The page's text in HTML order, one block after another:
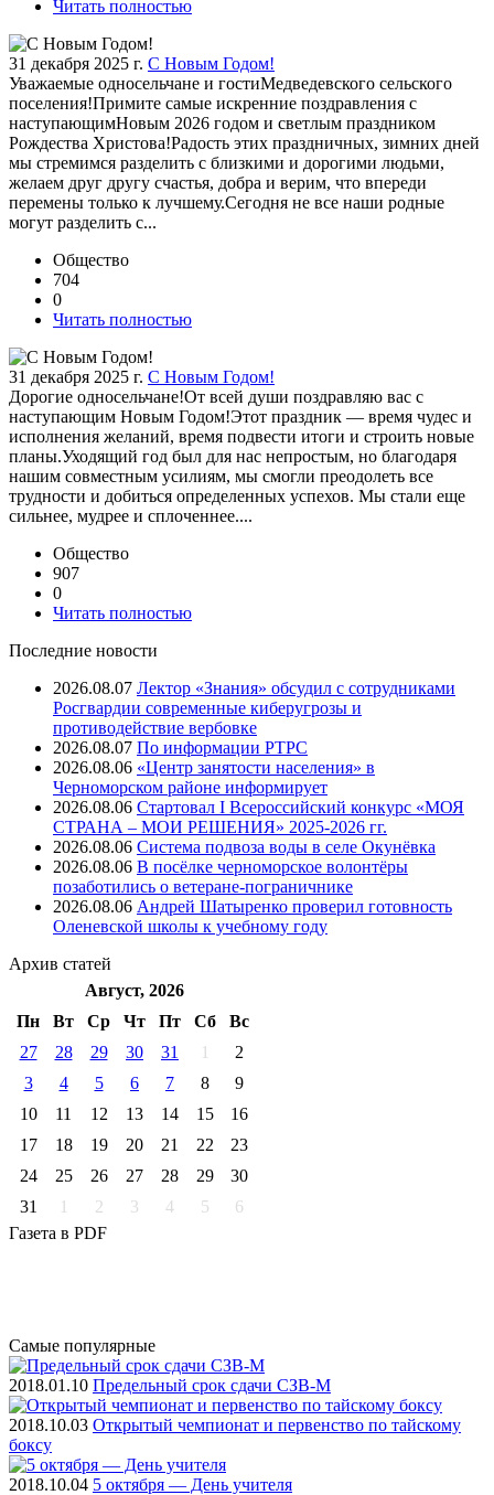
Читать полностью
31 декабря 2025 г. С Новым Годом!
Уважаемые односельчане и гостиМедведевского сельского
поселения!Примите самые искренние поздравления с
наступающимНовым 2026 годом и светлым праздником
Рождества Христова!Радость этих праздничных, зимних дней
мы стремимся разделить с близкими и дорогими людьми,
желаем друг другу счастья, добра и верим, что впереди
перемены только к лучшему.Сегодня не все наши родные
могут разделить с...
Общество
704
0
Читать полностью
31 декабря 2025 г. С Новым Годом!
Дорогие односельчане!От всей души поздравляю вас с
наступающим Новым Годом!Этот праздник — время чудес и
исполнения желаний, время подвести итоги и строить новые
планы.Уходящий год был для нас непростым, но благодаря
нашим совместным усилиям, мы смогли преодолеть все
трудности и добиться определенных успехов. Мы стали еще
сильнее, мудрее и сплоченнее....
Общество
907
0
Читать полностью
Последние новости
2026.08.07 Лектор «Знания» обсудил с сотрудниками
Росгвардии современные киберугрозы и
противодействие вербовке
2026.08.07 ⁠По информации РТРС
2026.08.06 «Центр занятости населения» в
Черноморском районе информирует
2026.08.06 Стартовал I Всероссийский конкурс «МОЯ
СТРАНА – МОИ РЕШЕНИЯ» 2025-2026 гг.
2026.08.06 Система подвоза воды в селе Окунёвка
2026.08.06 В посёлке черноморское волонтёры
позаботились о ветеране-пограничнике
2026.08.06 Андрей Шатыренко проверил готовность
Оленевской школы к учебному году
Архив статей
Август, 2026
Пн
Вт Ср Чт Пт Cб
Вс
27
28 29 30 31 1
2
3
4 5 6 7 8
9
10
11 12 13 14 15
16
17
18 19 20 21 22
23
24
25 26 27 28 29
30
31
1 2 3 4 5
6
Газета в PDF
Самые популярные
2018.01.10 Предельный срок сдачи СЗВ-М
2018.10.03 Открытый чемпионат и первенство по тайскому
боксу
2018.10.04 5 октября — День учителя